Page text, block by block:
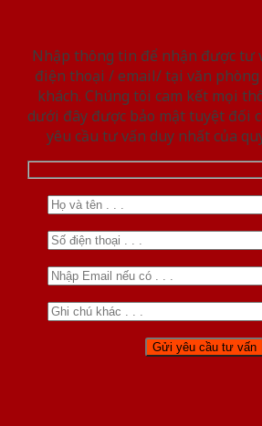
Nhập thông tin để nhận được tư
điện thoại / email/ tại văn phòng
khách. Chúng tôi cam kết mọi
dưới đây được bảo mật tuyệt đối
yêu cầu tư vấn duy nhất của